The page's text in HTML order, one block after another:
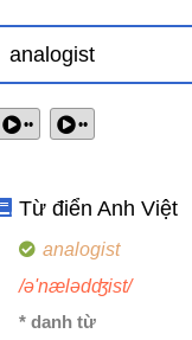
•• ••
Từ điển Anh Việt
analogist
/ə'nælədʤist/
* danh từ